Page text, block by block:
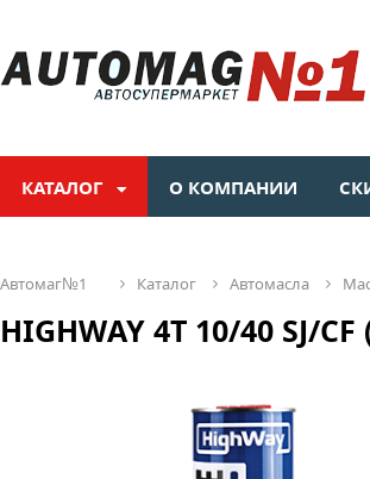
КАТАЛОГ О КОМПАНИИ
автомаг№1 каталог автомасла
HIGHWAY 4Т 10/40 SJ/